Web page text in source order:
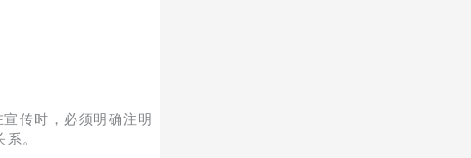
传时，必须明确注明
。